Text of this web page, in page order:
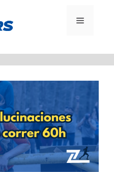
MENÚ